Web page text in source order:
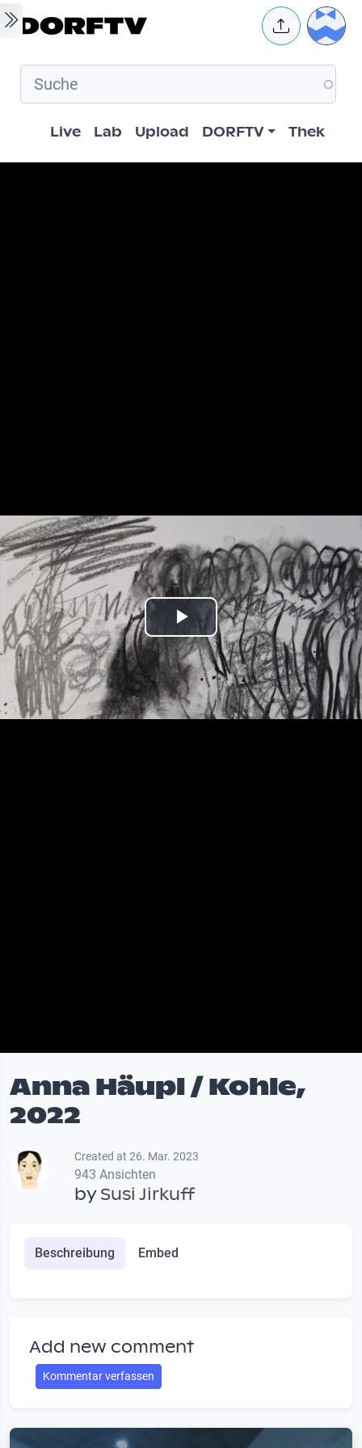
Skip to main content User
Hauptnavigation
Live Lab Upload DORFTV Thek
Play
Video
Anna Häupl / Kohle,
2022
Created at 26. Mar. 2023
943 Ansichten
bySusi Jirkuff
Beschreibung Embed
Add new comment
Kommentar verfassen